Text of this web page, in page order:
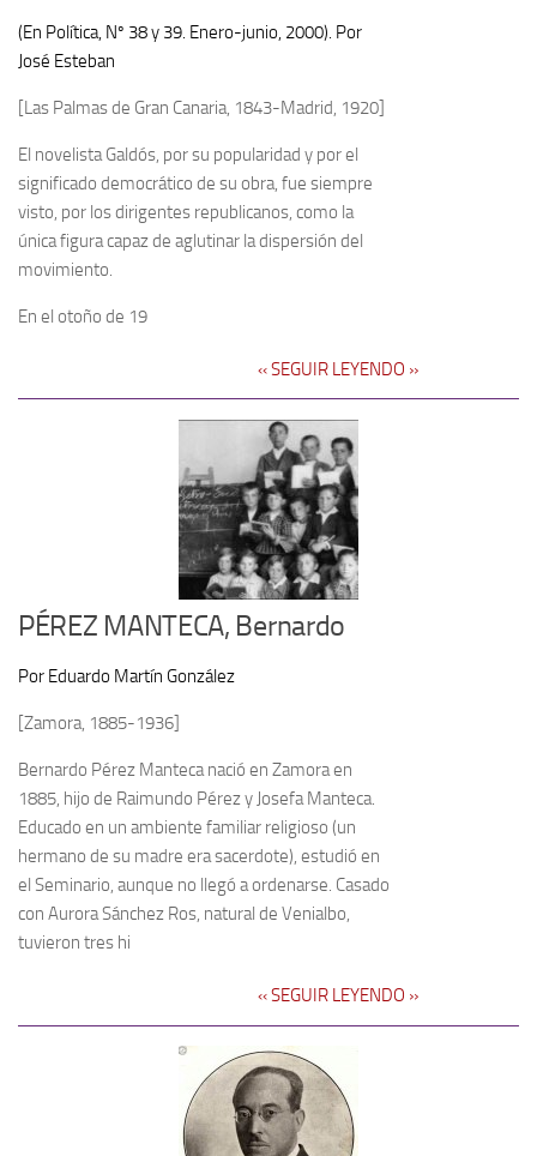
(En Política, Nº 38 y 39. Enero-junio, 2000). Por
José Esteban
[Las Palmas de Gran Canaria, 1843-Madrid, 1920]
El novelista Galdós, por su popularidad y por el
significado democrático de su obra, fue siempre
visto, por los dirigentes republicanos, como la
única figura capaz de aglutinar la dispersión del
movimiento.
En el otoño de 19
‹‹ SEGUIR LEYENDO ››
PÉREZ MANTECA, Bernardo
Por Eduardo Martín González
[Zamora, 1885-1936]
Bernardo Pérez Manteca nació en Zamora en
1885, hijo de Raimundo Pérez y Josefa Manteca.
Educado en un ambiente familiar religioso (un
hermano de su madre era sacerdote), estudió en
el Seminario, aunque no llegó a ordenarse. Casado
con Aurora Sánchez Ros, natural de Venialbo,
tuvieron tres hi
‹‹ SEGUIR LEYENDO ››